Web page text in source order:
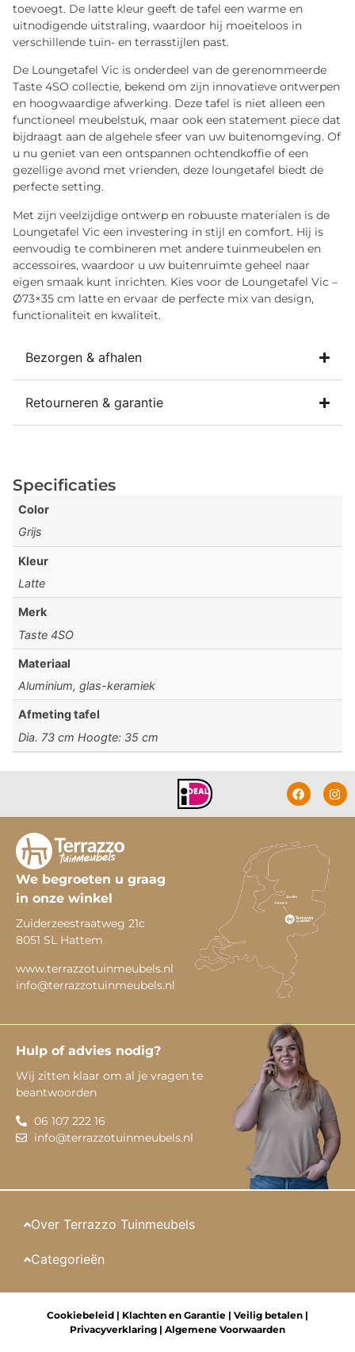
toevoegt. De latte kleur geeft de tafel een warme en
uitnodigende uitstraling, waardoor hij moeiteloos in
verschillende tuin- en terrasstijlen past.
De Loungetafel Vic is onderdeel van de gerenommeerde
Taste 4SO collectie, bekend om zijn innovatieve ontwerpen
en hoogwaardige afwerking. Deze tafel is niet alleen een
functioneel meubelstuk, maar ook een statement piece dat
bijdraagt aan de algehele sfeer van uw buitenomgeving. Of
u nu geniet van een ontspannen ochtendkoffie of een
gezellige avond met vrienden, deze loungetafel biedt de
perfecte setting.
Met zijn veelzijdige ontwerp en robuuste materialen is de
Loungetafel Vic een investering in stijl en comfort. Hij is
eenvoudig te combineren met andere tuinmeubelen en
accessoires, waardoor u uw buitenruimte geheel naar
eigen smaak kunt inrichten. Kies voor de Loungetafel Vic –
Ø73×35 cm latte en ervaar de perfecte mix van design,
functionaliteit en kwaliteit.
Bezorgen & afhalen
Retourneren & garantie
Specificaties
Color
Grijs
Kleur
Latte
Merk
Taste 4SO
Materiaal
Aluminium, glas-keramiek
Afmeting tafel
Dia. 73 cm Hoogte: 35 cm
We begroeten u graag
in onze winkel
Zuiderzeestraatweg 21c
8051 SL Hattem
www.terrazzotuinmeubels.nl
info@terrazzotuinmeubels.nl
Hulp of advies nodig?
Wij zitten klaar om al je vragen te
beantwoorden
06 107 222 16
info@terrazzotuinmeubels.nl
Over Terrazzo Tuinmeubels
Categorieën
Cookiebeleid | Klachten en Garantie | Veilig betalen |
Privacyverklaring | Algemene Voorwaarden